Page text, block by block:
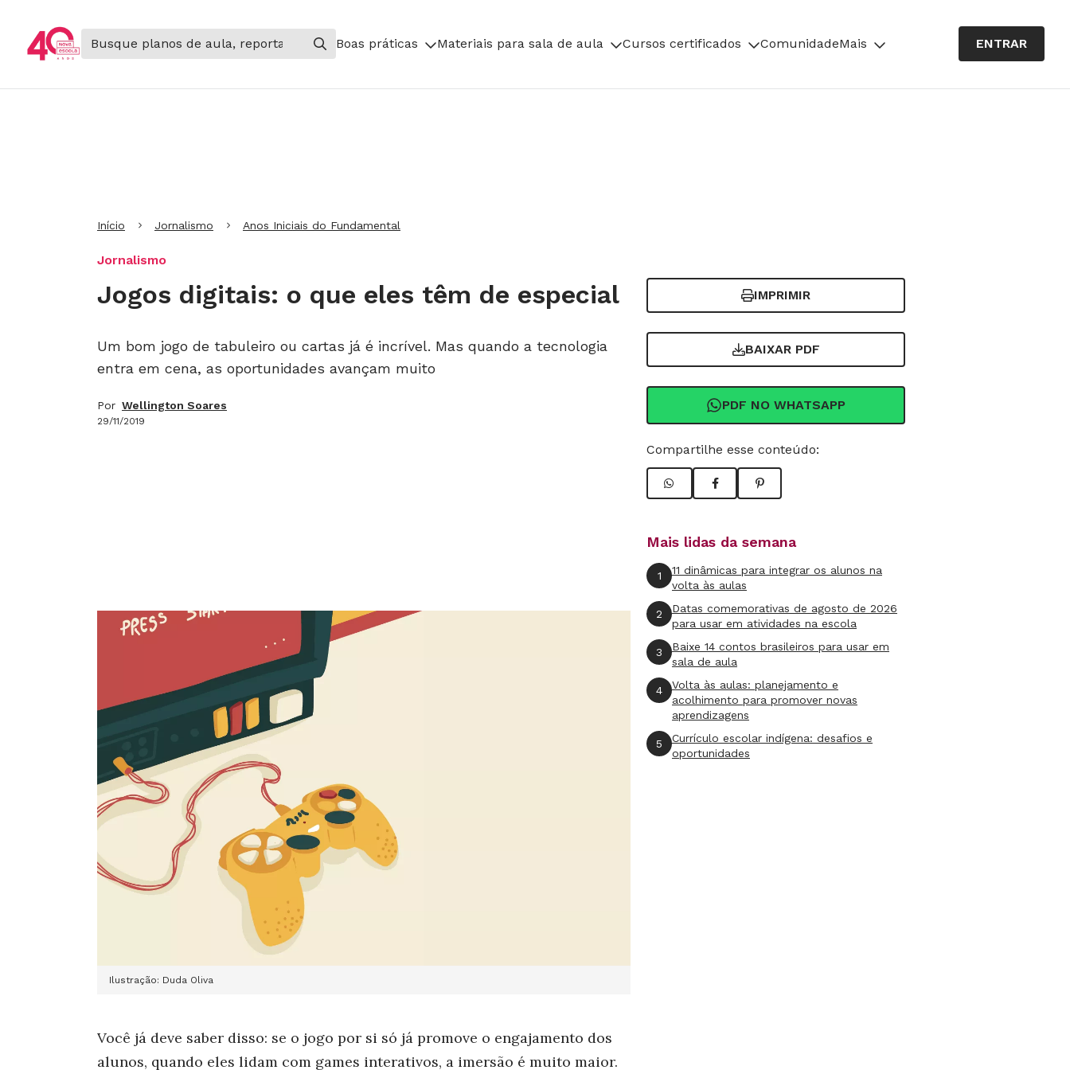
Boas práticas Materiais para sala de aula Cursos certificados ComunidadeMais ENTRAR
Início Jornalismo Anos Iniciais do Fundamental
Jornalismo
Jogos digitais: o que eles têm de especial
Um bom jogo de tabuleiro ou cartas já é incrível. Mas quando a tecnologia
entra em cena, as oportunidades avançam muito
Por Wellington Soares
29/11/2019
IMPRIMIR
BAIXAR PDF
PDF NO WHATSAPP
Compartilhe esse conteúdo:
Ilustração: Duda Oliva
Você já deve saber disso: se o jogo por si só já promove o engajamento dos
alunos, quando eles lidam com games interativos, a imersão é muito maior.
Mais lidas da semana
1
11 dinâmicas para integrar os alunos na
volta às aulas
2
Datas comemorativas de agosto de 2026
para usar em atividades na escola
3
Baixe 14 contos brasileiros para usar em
sala de aula
4
Volta às aulas: planejamento e
acolhimento para promover novas
aprendizagens
5
Currículo escolar indígena: desafios e
oportunidades